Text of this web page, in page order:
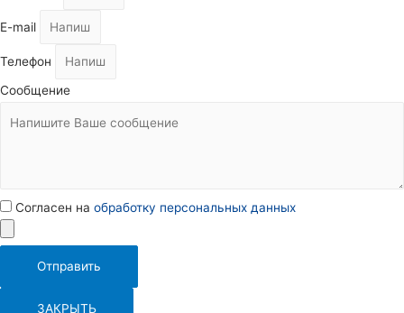
E-mail
Телефон
Сообщение
Согласен на обработку персональных данных
Отправить
ЗАКРЫТЬ